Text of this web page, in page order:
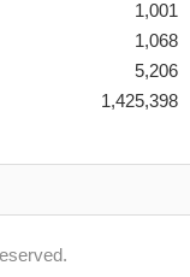
1,001
1,068
5,206
1,425,398